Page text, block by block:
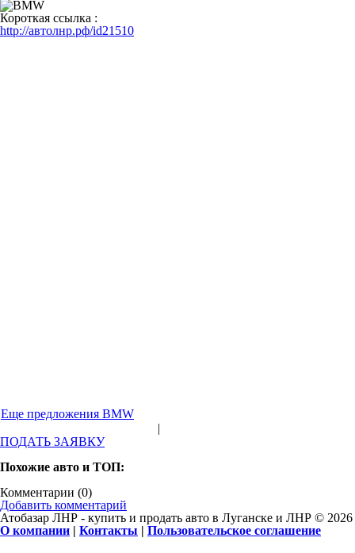
Короткая ссылка :
http://автолнр.рф/id21510
Еще предложения BMW
|
ПОДАТЬ ЗАЯВКУ
Похожие авто и ТОП:
Комментарии (0)
Добавить комментарий
Атобазар ЛНР - купить и продать авто в Луганске и ЛНР © 2026
О компании | Контакты | Пользовательское соглашение